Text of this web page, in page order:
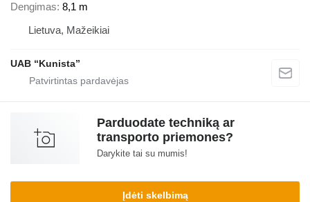
Dengimas 8,1 m
Lietuva, Mažeikiai
UAB “Kunista”
Parduodate techniką ar
transporto priemones?
Darykite tai su mumis!
Įdėti skelbimą